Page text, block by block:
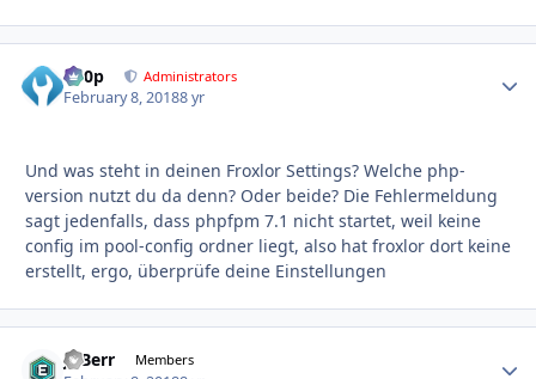
d00p Administrators
February 8, 20188 yr
Und was steht in deinen Froxlor Settings? Welche php-
version nutzt du da denn? Oder beide? Die Fehlermeldung
sagt jedenfalls, dass phpfpm 7.1 nicht startet, weil keine
config im pool-config ordner liegt, also hat froxlor dort keine
erstellt, ergo, überprüfe deine Einstellungen
JoBerr Members